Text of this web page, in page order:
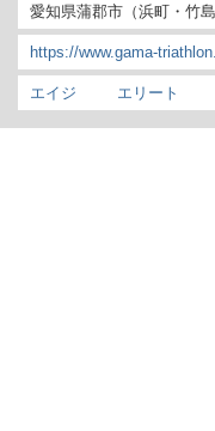
愛知県蒲郡市（浜町・竹
https://www.gama-
エイジ エリート